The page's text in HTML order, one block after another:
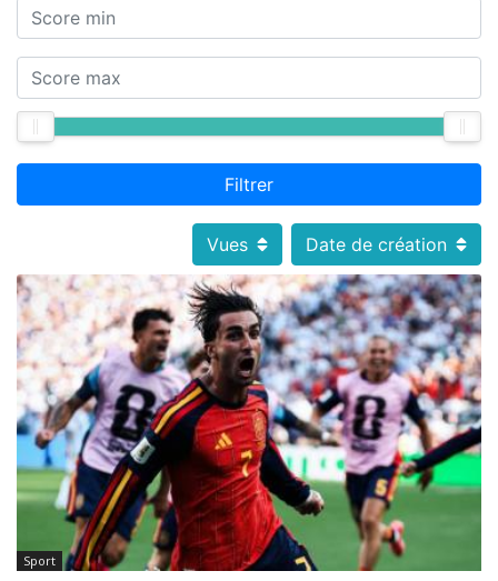
Filtrer
Vues Date de création
Sport